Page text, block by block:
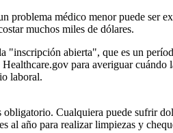
problema médico menor puede ser
muchos miles de dólares.
"inscripción abierta", que es un
para averiguar
laboral.
Cualquiera puede sufrir
al año para realizar limpiezas y